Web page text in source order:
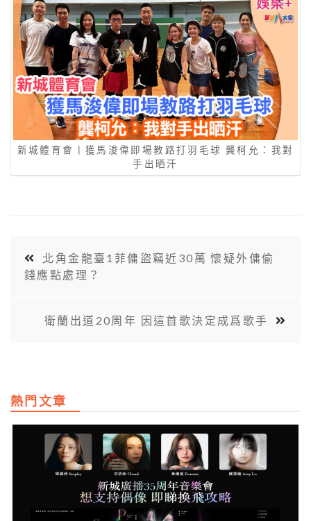
新城體育會丨獲馬浚偉即場教路打羽毛球 龔柯允：我對
手出晒汗
北角金龍臺1菲傭盜竊近30萬 懷疑外傭偷
錢應點處理？
衛蘭出道20周年 因這首歌決定成爲歌手
熱門文章